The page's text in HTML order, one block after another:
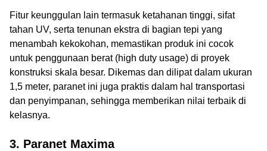
Fitur keunggulan lain termasuk ketahanan tinggi, sifat
tahan UV, serta tenunan ekstra di bagian tepi yang
menambah kekokohan, memastikan produk ini cocok
untuk penggunaan berat (high duty usage) di proyek
konstruksi skala besar. Dikemas dan dilipat dalam ukuran
1,5 meter, paranet ini juga praktis dalam hal transportasi
dan penyimpanan, sehingga memberikan nilai terbaik di
kelasnya.
3. Paranet Maxima